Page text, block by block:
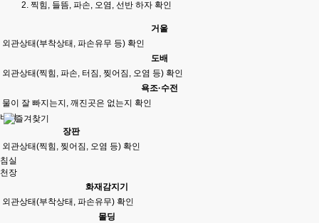
찍힘, 들뜸, 파손, 오염, 선반 하자 확인
거울
외관상태(부착상태, 파손유무 등) 확인
도배
외관상태(찍힘, 파손, 터짐, 찢어짐, 오염 등) 확인
욕조·수전
물이 잘 빠지는지, 깨진곳은 없는지 확인
바닥
장판
외관상태(찍힘, 찢어짐, 오염 등) 확인
침실
천장
화재감지기
외관상태(부착상태, 파손유무) 확인
몰딩